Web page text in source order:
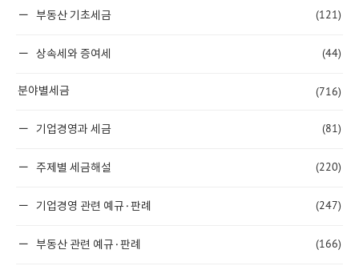
부동산 기초세금 (121)
상속세와 증여세 (44)
분야별세금 (716)
기업경영과 세금 (81)
주제별 세금해설 (220)
기업경영 관련 예규·판례 (247)
부동산 관련 예규·판례 (166)